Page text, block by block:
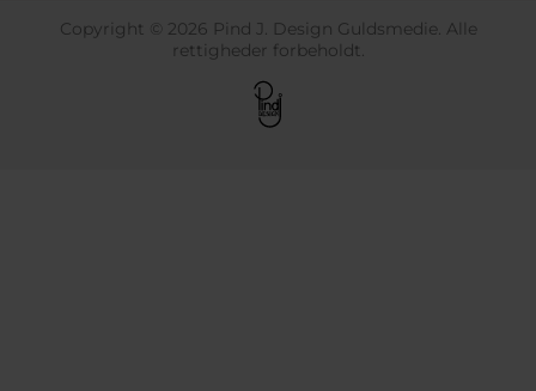
Copyright © 2026 Pind J. Design Guldsmedie. Alle
rettigheder forbeholdt.